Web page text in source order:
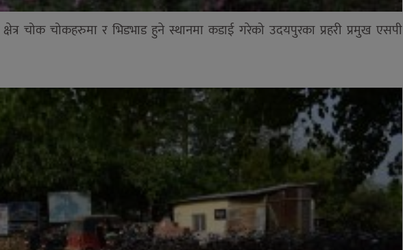
चोक चोकहरुमा र भिडभाड हुने स्थानमा कडाई गरेको उदयपुरका प्रहरी प्रमुख एसपी